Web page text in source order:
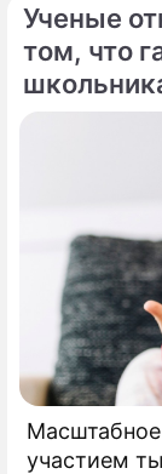
Ученые
том, что
Масштабное
участием